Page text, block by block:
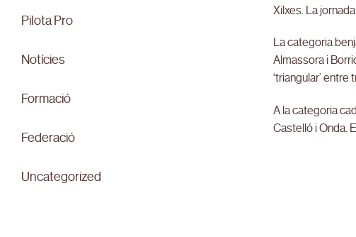
Pilota Pro
Notícies
Formació
Federació
Uncategorized
Xilxes. La
La categoria
Almassora i
‘triangular’
A la categoria
Castelló i Onda.